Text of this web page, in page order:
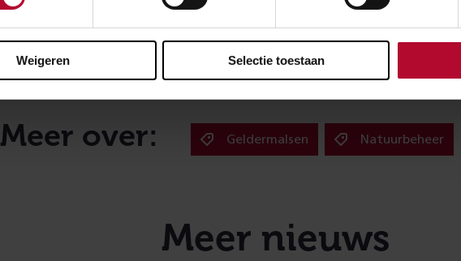
Weigeren Selectie toestaan
Geldermalsen Natuurbeheer
Meer over: Geldermalsen Natuurbeheer
Meer nieuws